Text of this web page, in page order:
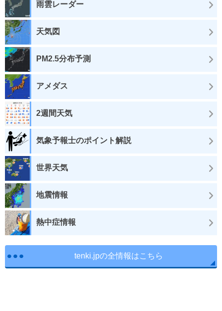
雨雲レーダー
天気図
PM2.5分布予測
アメダス
2週間天気
気象予報士のポイント解説
世界天気
地震情報
熱中症情報
tenki.jpの全情報はこちら